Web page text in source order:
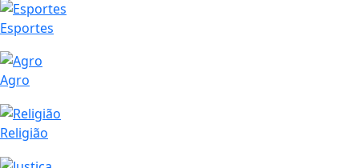
Esportes
Agro
Religião